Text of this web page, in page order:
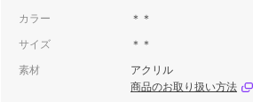
カラー ＊＊
サイズ ＊＊
素材
アクリル
商品のお取り扱い方法